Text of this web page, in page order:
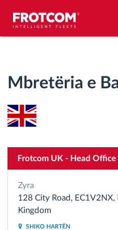
Monitorimi i kohës së
Qasja e kontrollit
Mbretëria e
Frotcom UK - Head Office
Zyra
128 City Road, EC1V2NX,
Kingdom
SHIKO HARTËN